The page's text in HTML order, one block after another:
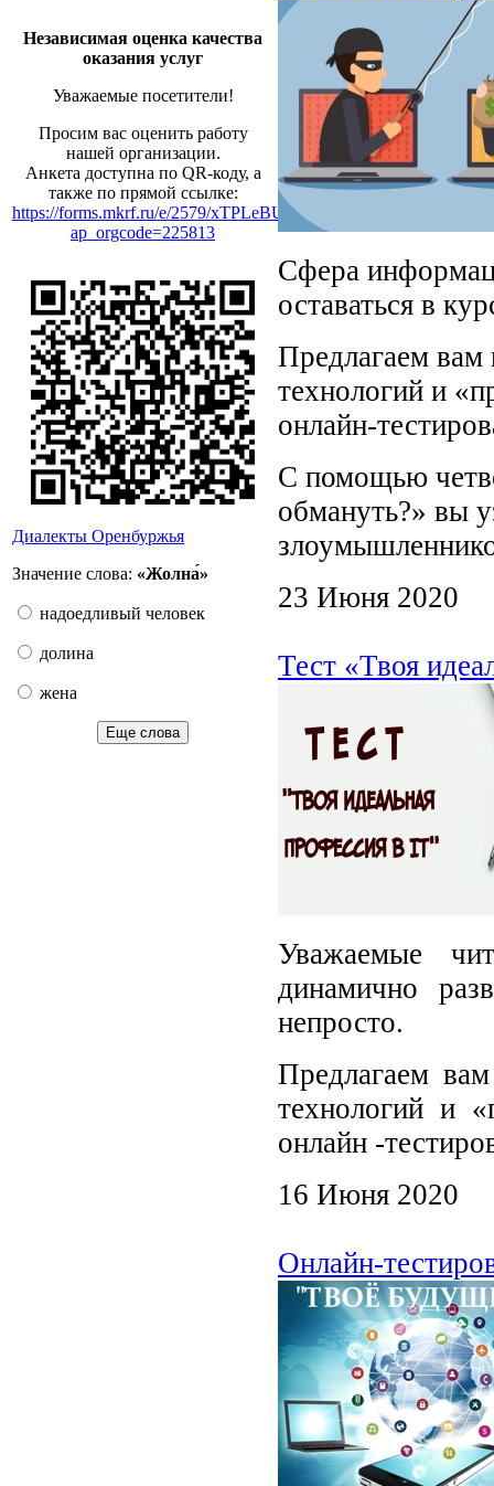
Независимая оценка качества
оказания услуг
Уважаемые посетители!
Просим вас оценить работу
нашей организации.
Анкета доступна по QR-коду, а
также по прямой ссылке:
https://forms.mkrf.ru/e/2579/xTPLeBU7/?
ap_orgcode=225813
Диалекты Оренбуржья
Значение слова: «Жолна́»
надоедливый человек
долина
жена
Еще слова
Сфера
оставаться в
Предлагаем вам
технологий и
онлайн-
С помощью
обмануть?» вы
23 Июня 2020
Тест «Твоя
Уважаемые
динамично
непросто.
Предлагаем
технологий и
онлайн -
16 Июня 2020
Онлайн-